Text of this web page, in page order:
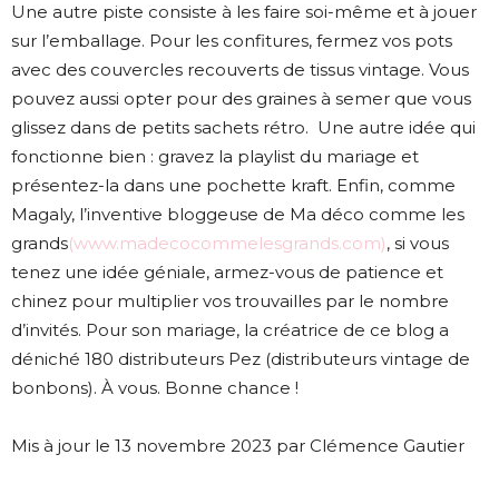
Une autre piste consiste à les faire soi-même et à jouer
sur l’emballage. Pour les confitures, fermez vos pots
avec des couvercles recouverts de tissus vintage. Vous
pouvez aussi opter pour des graines à semer que vous
glissez dans de petits sachets rétro. Une autre idée qui
fonctionne bien : gravez la playlist du mariage et
présentez-la dans une pochette kraft. Enfin, comme
Magaly, l’inventive bloggeuse de Ma déco comme les
grands(www.madecocommelesgrands.com), si vous
tenez une idée géniale, armez-vous de patience et
chinez pour multiplier vos trouvailles par le nombre
d’invités. Pour son mariage, la créatrice de ce blog a
déniché 180 distributeurs Pez (distributeurs vintage de
bonbons). À vous. Bonne chance !
Mis à jour le 13 novembre 2023 par Clémence Gautier